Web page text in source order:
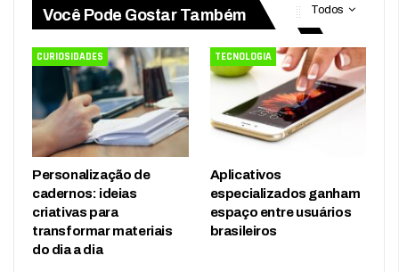
Todos
Você Pode Gostar Também
CURIOSIDADES
Personalização de
cadernos: ideias
criativas para
transformar materiais
do dia a dia
TECNOLOGIA
Aplicativos
especializados ganham
espaço entre usuários
brasileiros